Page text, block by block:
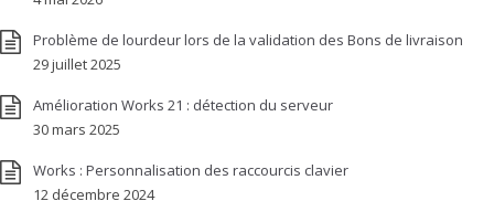
Problème de lourdeur lors de la validation des Bons de livraison
29 juillet 2025
Amélioration Works 21 : détection du serveur
30 mars 2025
Works : Personnalisation des raccourcis clavier
12 décembre 2024